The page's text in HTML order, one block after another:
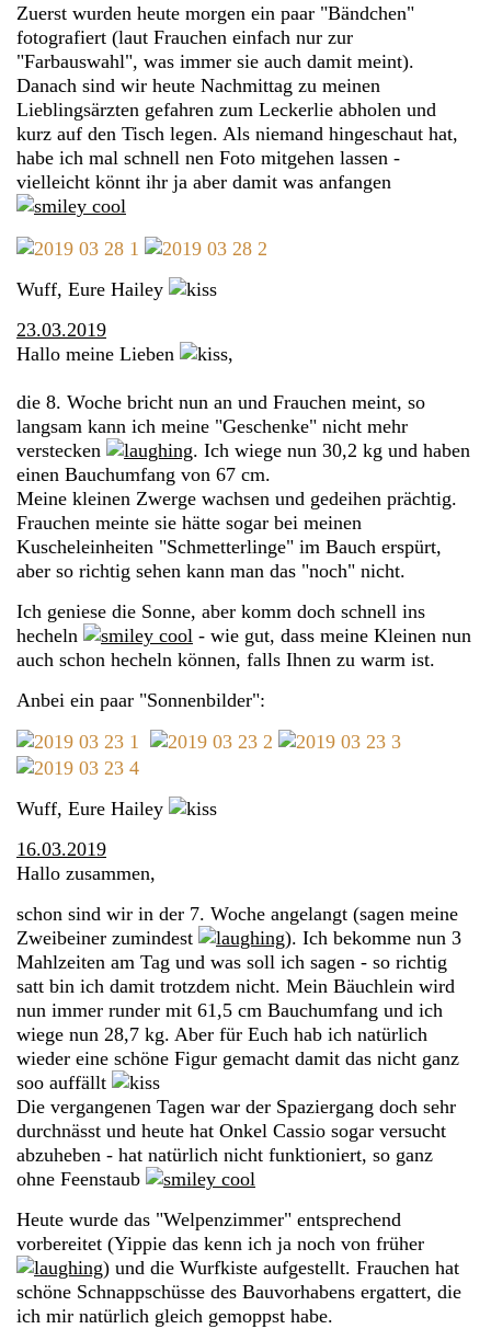
Zuerst wurden heute morgen ein paar "Bändchen"
fotografiert (laut Frauchen einfach nur zur
"Farbauswahl", was immer sie auch damit meint).
Danach sind wir heute Nachmittag zu meinen
Lieblingsärzten gefahren zum Leckerlie abholen und
kurz auf den Tisch legen. Als niemand hingeschaut hat,
habe ich mal schnell nen Foto mitgehen lassen -
vielleicht könnt ihr ja aber damit was anfangen
Wuff, Eure Hailey
23.03.2019
Hallo meine Lieben
,
die 8. Woche bricht nun an und Frauchen meint, so
langsam kann ich meine "Geschenke" nicht mehr
verstecken
. Ich wiege nun 30,2 kg und haben
einen Bauchumfang von 67 cm.
Meine kleinen Zwerge wachsen und gedeihen prächtig.
Frauchen meinte sie hätte sogar bei meinen
Kuscheleinheiten "Schmetterlinge" im Bauch erspürt,
aber so richtig sehen kann man das "noch" nicht.
Ich geniese die Sonne, aber komm doch schnell ins
hecheln
- wie gut, dass meine Kleinen nun
auch schon hecheln können, falls Ihnen zu warm ist.
Anbei ein paar "Sonnenbilder":
Wuff, Eure Hailey
16.03.2019
Hallo zusammen,
schon sind wir in der 7. Woche angelangt (sagen meine
Zweibeiner zumindest
). Ich bekomme nun 3
Mahlzeiten am Tag und was soll ich sagen - so richtig
satt bin ich damit trotzdem nicht. Mein Bäuchlein wird
nun immer runder mit 61,5 cm Bauchumfang und ich
wiege nun 28,7 kg. Aber für Euch hab ich natürlich
wieder eine schöne Figur gemacht damit das nicht ganz
soo auffällt
Die vergangenen Tagen war der Spaziergang doch sehr
durchnässt und heute hat Onkel Cassio sogar versucht
abzuheben - hat natürlich nicht funktioniert, so ganz
ohne Feenstaub
Heute wurde das "Welpenzimmer" entsprechend
vorbereitet (Yippie das kenn ich ja noch von früher
) und die Wurfkiste aufgestellt. Frauchen hat
schöne Schnappschüsse des Bauvorhabens ergattert, die
ich mir natürlich gleich gemoppst habe.